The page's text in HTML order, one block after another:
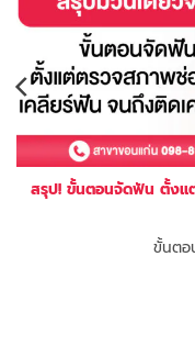
สรุป! ขั้นตอนจัดฟัน ตั้งแ
ขั้นตอ